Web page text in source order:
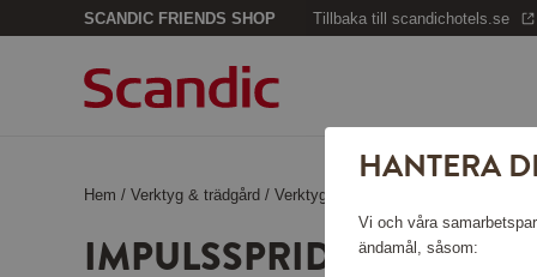
SCANDIC FRIENDS SHOP Tillbaka till scandichotels.se
Hem /Verktyg & trädgård /Verktyg
IMPULSSPRIDARE MED 3-
HANTERA
Vi och våra
ändamål, såsom: